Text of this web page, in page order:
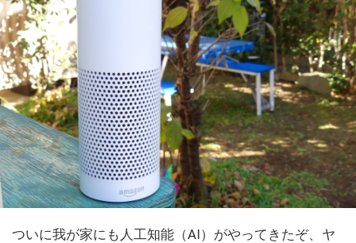
ついに我が家にも人工知能（AI）がやってきたぞ、ヤ